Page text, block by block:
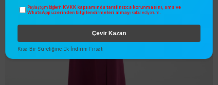
Paylaştığım bilgilerin KVKK kapsamında tarafınızca korunmasını, sms ve
WhatsApp üzerinden bilgilendirmeleri almayı kabul ediyorum.
Çevir Kazan
Kısa Bir Süreliğine Ek İndirim Fırsatı